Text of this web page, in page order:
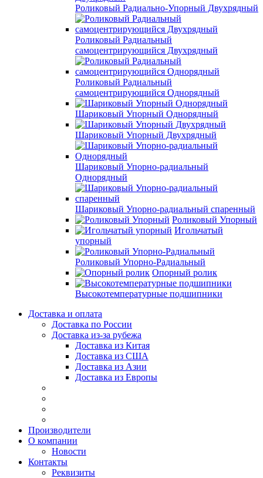
Роликовый Радиально-Упорный Двухрядный
Роликовый Радиальный
самоцентрирующийся Двухрядный
Роликовый Радиальный
самоцентрирующийся Однорядный
Шариковый Упорный Однорядный
Шариковый Упорный Двухрядный
Шариковый Упорно-радиальный
Однорядный
Шариковый Упорно-радиальный спаренный
Роликовый Упорный
Игольчатый
упорный
Роликовый Упорно-Радиальный
Опорный ролик
Высокотемпературные подшипники
Доставка и оплата
Доставка по России
Доставка из-за рубежа
Доставка из Китая
Доставка из США
Доставка из Азии
Доставка из Европы
Производители
О компании
Новости
Контакты
Реквизиты